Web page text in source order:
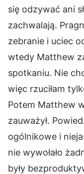
się odzywać ani
zachwalają.
zebranie i uciec
wtedy Matthew
spotkaniu. Nie
więc rzuciłam
Potem Matthew
zauważył.
ogólnikowe i
nie wywołało
były